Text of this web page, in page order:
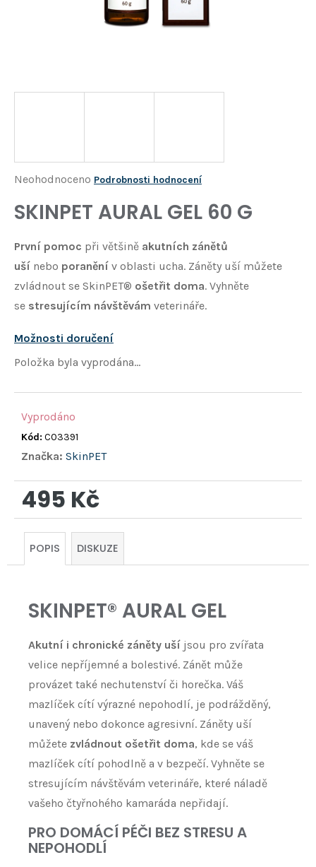
Průměrné
produktu
hvězdiček.
Neohodnoceno Podrobnosti hodnocení
SKINPET AURAL GEL 60 G
První pomoc při většině akutních zánětů
uší nebo poranění v oblasti ucha. Záněty uší můžete
zvládnout se SkinPET® ošetřit doma. Vyhněte
se stresujícím návštěvám veterináře.
Možnosti doručení
Položka byla vyprodána…
Vyprodáno
Kód: C03391
Značka: SkinPET
495 Kč
Měrná
POPIS DISKUZE
SKINPET® AURAL GEL
Akutní i chronické záněty uší jsou pro zvířata
velice nepříjemné a bolestivé. Zánět může
provázet také nechutenství či horečka. Váš
mazlíček cítí výrazné nepohodlí, je podrážděný,
unavený nebo dokonce agresivní. Záněty uší
můžete zvládnout ošetřit doma, kde se váš
mazlíček cítí pohodlně a v bezpečí. Vyhněte se
stresujícím návštěvám veterináře, které náladě
vašeho čtyřnohého kamaráda nepřidají.
PRO DOMÁCÍ PÉČI BEZ STRESU A
NEPOHODLÍ
p
o
u
č
u
j
e
m
e